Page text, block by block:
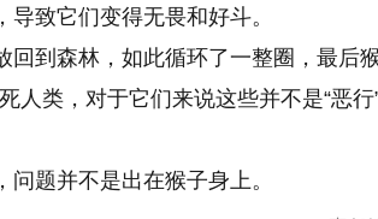
致它们变得无畏和好斗。
到森林，如此循环了一整圈，最后
人类，对于它们来说这些并不是“恶行
题并不是出在猴子身上。